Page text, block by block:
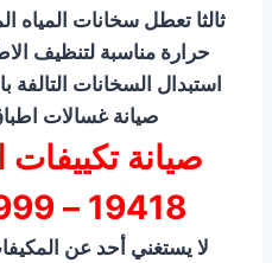
ثالثا تعطل سخانات
حرارة مناسبة لتنظيف
استبدال السخانات
صيانة غسالات
صيانة
19418 – 01090619999
لا يستغني أحد عن